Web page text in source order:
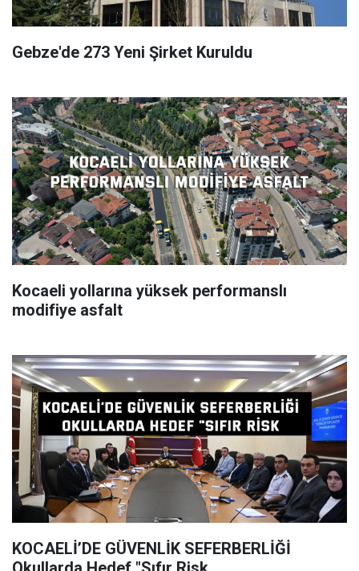
Gebze'de 273 Yeni Şirket Kuruldu
Kocaeli yollarına yüksek performanslı
modifiye asfalt
KOCAELİ’DE GÜVENLİK SEFERBERLİĞİ